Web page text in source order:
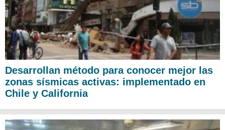
Desarrollan método para conocer mejor las
zonas sísmicas activas: implementado en
Chile y California